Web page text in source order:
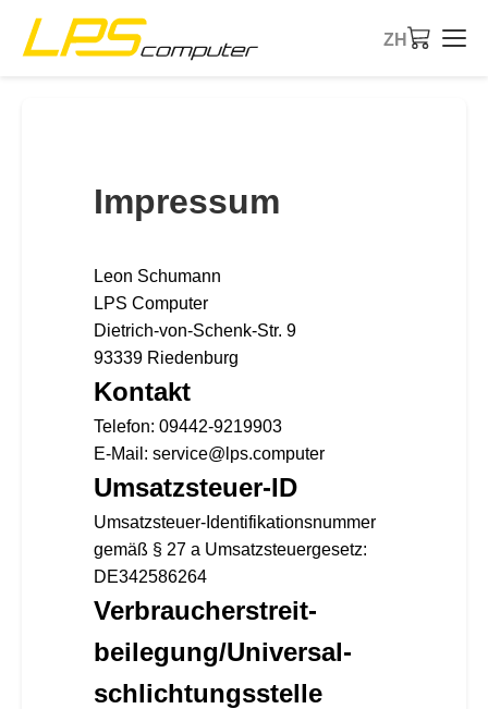
ZH
eBay商店
Impressum
Leon Schumann
LPS Computer
Dietrich-von-Schenk-Str. 9
93339 Riedenburg
Kontakt
Telefon: 09442-9219903
E-Mail: service@lps.computer
Umsatzsteuer-ID
Umsatzsteuer-Identifikationsnummer
gemäß § 27 a Umsatzsteuergesetz:
DE342586264
Verbraucher­streit­
beilegung/Universal­
schlichtungs­stelle